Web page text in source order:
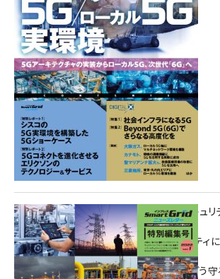
重要インフラサイバーセキュリ
特別電子版！
― 産業サイバーセキュリティ
へ！ ―
加速するDX、OT/IoTをどう守